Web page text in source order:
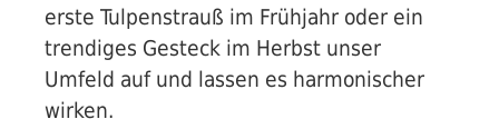
erste Tulpenstrauß im Frühjahr oder ein
trendiges Gesteck im Herbst unser
Umfeld auf und lassen es harmonischer
wirken.